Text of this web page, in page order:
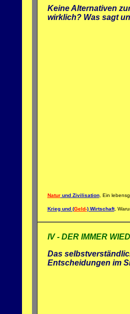
Keine Alternativen
wirklich? Was sagt
Naturund Zivilisation, Ein
Krieg und (Geld-) Wirtschaft,
IV - DER IMMER
Das
Entscheidungen im